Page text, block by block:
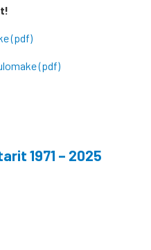
(pdf)
(pdf)
1971 – 2025